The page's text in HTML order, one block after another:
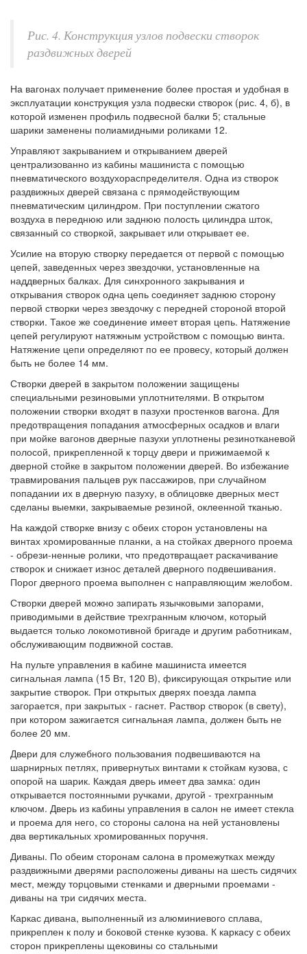
Рис. 4. Конструкция узлов подвески створок
раздвижных дверей
На вагонах получает применение более простая и удобная в
эксплуатации конструкция узла подвески створок (рис. 4, б), в
которой изменен профиль подвесной балки 5; стальные
шарики заменены полиамидными роликами 12.
Управляют закрыванием и открыванием дверей
централизованно из кабины машиниста с помощью
пневматического воздухораспределителя. Одна из створок
раздвижных дверей связана с прямодействующим
пневматическим цилиндром. При поступлении сжатого
воздуха в переднюю или заднюю полость цилиндра шток,
связанный со створкой, закрывает или открывает ее.
Усилие на вторую створку передается от первой с помощью
цепей, заведенных через звездочки, установленные на
наддверных балках. Для синхронного закрывания и
открывания створок одна цепь соединяет заднюю сторону
первой створки через звездочку с передней стороной второй
створки. Такое же соединение имеет вторая цепь. Натяжение
цепей регулируют натяжным устройством с помощью винта.
Натяжение цепи определяют по ее провесу, который должен
быть не более 14 мм.
Створки дверей в закрытом положении защищены
специальными резиновыми уплотнителями. В открытом
положении створки входят в пазухи простенков вагона. Для
предотвращения попадания атмосферных осадков и влаги
при мойке вагонов дверные пазухи уплотнены резинотканевой
полосой, прикрепленной к торцу двери и прижимаемой к
дверной стойке в закрытом положении дверей. Во избежание
травмирования пальцев рук пассажиров, при случайном
попадании их в дверную пазуху, в облицовке дверных мест
сделаны выемки, закрываемые резиной, оклеенной тканью.
На каждой створке внизу с обеих сторон установлены на
винтах хромированные планки, а на стойках дверного проема
- обрези-ненные ролики, что предотвращает раскачивание
створок и снижает износ деталей дверного подвешивания.
Порог дверного проема выполнен с направляющим желобом.
Створки дверей можно запирать язычковыми запорами,
приводимыми в действие трехгранным ключом, который
выдается только локомотивной бригаде и другим работникам,
обслуживающим подвижной состав.
На пульте управления в кабине машиниста имеется
сигнальная лампа (15 Вт, 120 В), фиксирующая открытие или
закрытие створок. При открытых дверях поезда лампа
загорается, при закрытых - гаснет. Раствор створок (в свету),
при котором зажигается сигнальная лампа, должен быть не
более 20 мм.
Двери для служебного пользования подвешиваются на
шарнирных петлях, привернутых винтами к стойкам кузова, с
опорой на шарик. Каждая дверь имеет два замка: один
открывается постоянными ручками, другой - трехгранным
ключом. Дверь из кабины управления в салон не имеет стекла
и проема для него, со стороны салона на ней установлены
два вертикальных хромированных поручня.
Диваны. По обеим сторонам салона в промежутках между
раздвижными дверями расположены диваны на шесть сидячих
мест, между торцовыми стенками и дверными проемами -
диваны на три сидячих места.
Каркас дивана, выполненный из алюминиевого сплава,
прикреплен к полу и боковой стенке кузова. К каркасу с обеих
сторон прикреплены щековины со стальными